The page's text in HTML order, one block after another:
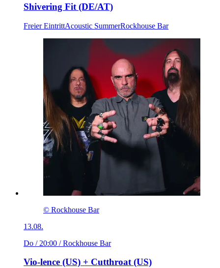
Shivering Fit (DE/AT)
Freier EintrittAcoustic SummerRockhouse Bar
© Rockhouse Bar
13.08.
Do / 20:00 / Rockhouse Bar
Vio-lence (US) + Cutthroat (US)